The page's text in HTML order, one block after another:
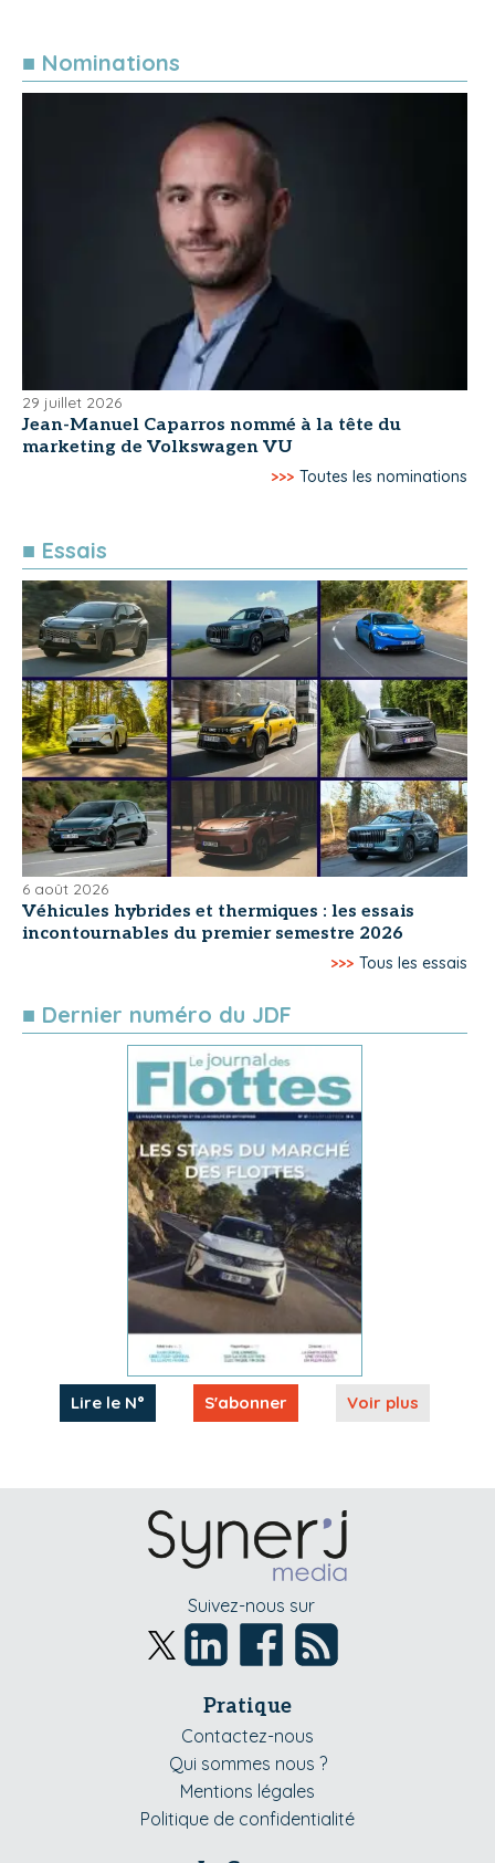
■ Nominations
29 juillet 2026
Jean-Manuel Caparros nommé à la tête du
marketing de Volkswagen VU
>>> Toutes les nominations
■ Essais
6 août 2026
Véhicules hybrides et thermiques : les essais
incontournables du premier semestre 2026
>>> Tous les essais
■ Dernier numéro du JDF
Lire le N° S'abonner Voir plus
Suivez-nous sur
Pratique
Contactez-nous
Qui sommes nous ?
Mentions légales
Politique de confidentialité